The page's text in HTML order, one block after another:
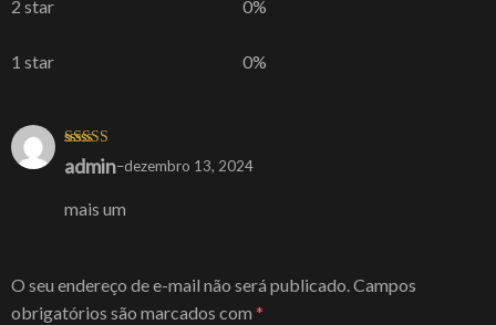
2 star 0%
1 star 0%
Avaliação
admin–dezembro 13, 2024
mais um
O seu endereço de e-mail não será publicado. Campos
obrigatórios são marcados com *